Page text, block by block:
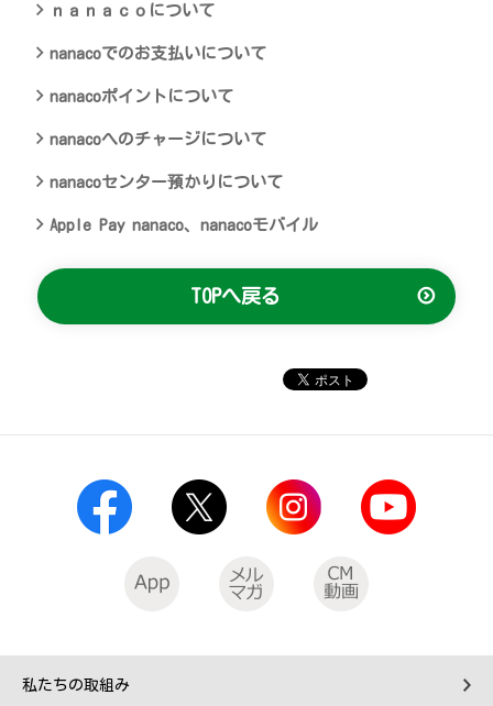
ｎａｎａｃｏについて
nanacoでのお支払いについて
nanacoポイントについて
nanacoへのチャージについて
nanacoセンター預かりについて
Apple Pay nanaco、nanacoモバイル
TOPへ戻る
私たちの取組み